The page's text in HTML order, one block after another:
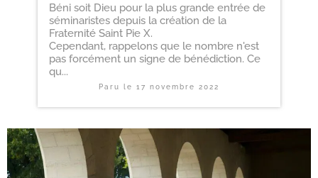
Béni soit Dieu pour la plus grande entrée de
séminaristes depuis la création de la
Fraternité Saint Pie X.
Cependant, rappelons que le nombre n'est
pas forcément un signe de bénédiction. Ce
qu...
Paru le 17 novembre 2022